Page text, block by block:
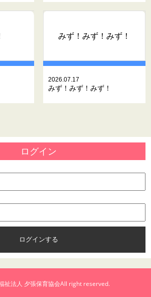
みず！みず！みず！
2026.07.17
みず！みず！みず！
ログイン
祉法人 夕張保育協会All right reserved.